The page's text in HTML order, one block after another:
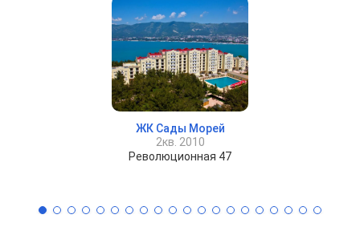
ЖК Сады Морей
2кв. 2010
Революционная 47